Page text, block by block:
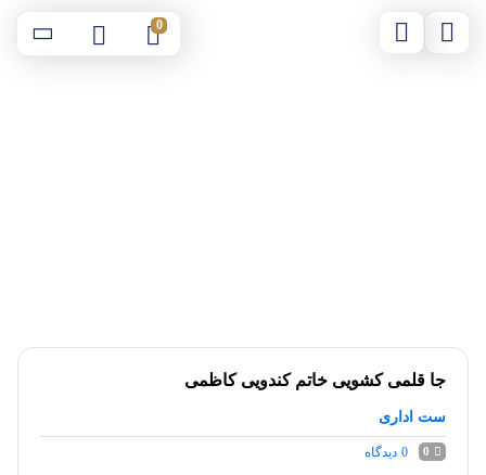
0
جا قلمی کشویی خاتم کندویی کاظمی
ست اداری
0
0 دیدگاه